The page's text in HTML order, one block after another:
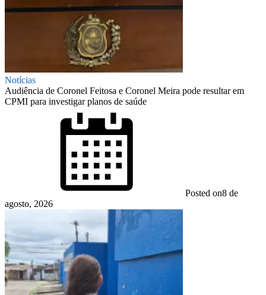
Notícias
Audiência de Coronel Feitosa e Coronel Meira pode resultar em
CPMI para investigar planos de saúde
Posted on8 de
agosto, 2026